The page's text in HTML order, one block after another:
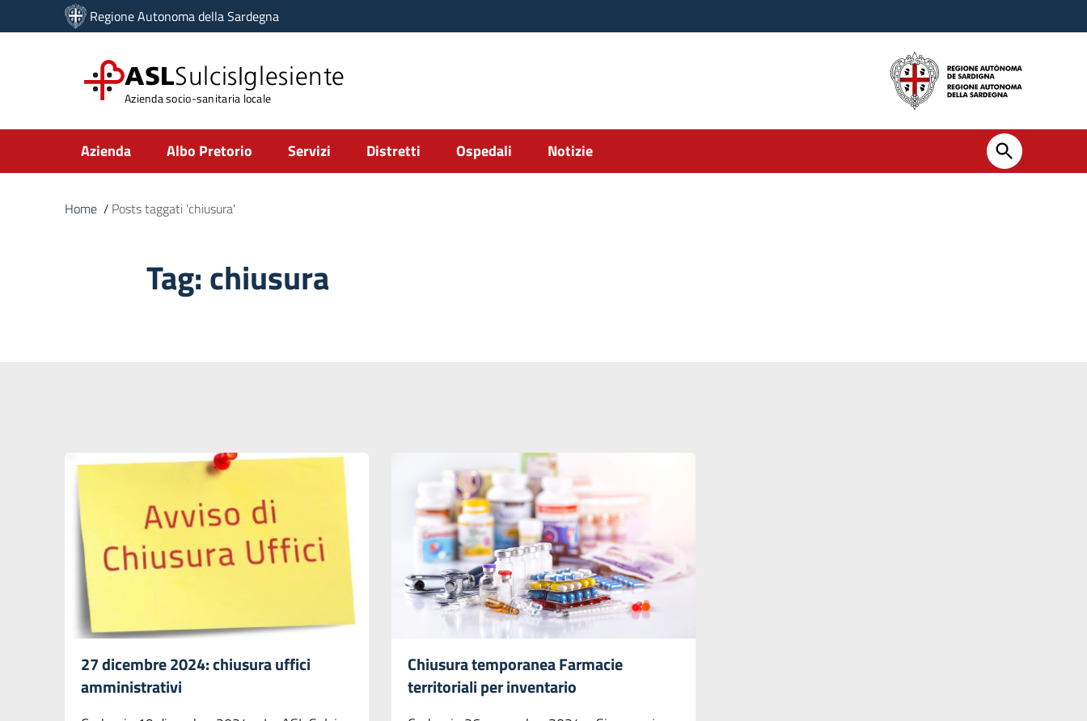
Vai ai contenuti
Vai al menu di navigazione
Regione Autonoma della Sardegna
ASLSulcisIglesiente
Azienda socio-sanitaria locale
Submenu
Azienda Albo Pretorio Servizi Distretti Ospedali Notizie
Home / Posts taggati 'chiusura'
Tag:chiusura
27 dicembre 2024: chiusura uffici
amministrativi
Chiusura temporanea Farmacie
territoriali per inventario